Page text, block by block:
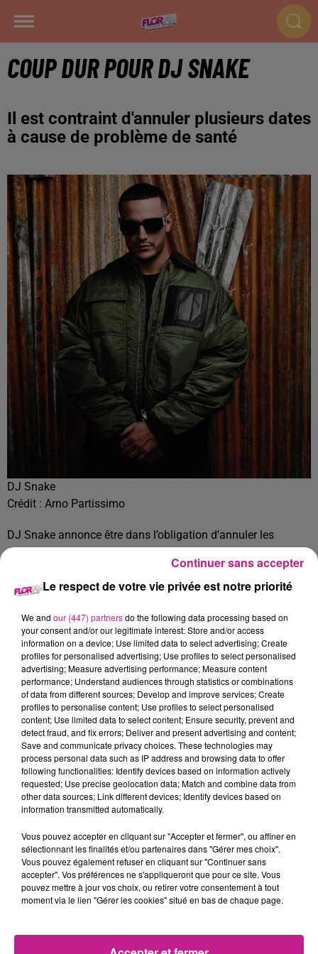
COUP DUR POUR DJ SNAKE
Il est contraint d'annuler plusieurs dates
à cause de problème de santé
DJ Snake
Crédit : Arno Partissimo
DJ Snake annonce être dans l’obligation d’annuler les
prochains concerts de sa tournée internationale en raison
d'un "problème de santé". Un problème pour lequel il doit se
faire opérer en février. Il est annoncé comme tête d'affiche
Toulouse, Cannes ou au château de Chambord.« Je dois
revenir à 100% et c'est la seule manière » d'y arriver, a-t-il
expliqué.
Avec plus de 40 milliards de streams, DJ Snake est l'un des
artistes français les plus écoutés à l'international. En 2025, il
a rempli le même soir le Stade de France puis l'Accor Arena.
Son dernier album, « Nomad », est paru en novembre.
TITRES DIFFUSÉS Voir plus
22h03
22h03
TEDDY SWIMS
22h00
22h00
SOUND OF LEGEND
THE WEEKND FEAT.
Le respect de votre vie privée est notre priorité
We and our (447) partnersdo the following data processing based on
your consent and/or our legitimate interest: Store and/or access
information on a device; Use limited data to select advertising; Create
profiles for personalised advertising; Use profiles to select personalised
advertising; Measure advertising performance; Measure content
performance; Understand audiences through statistics or combinations
of data from different sources; Develop and improve services; Create
profiles to personalise content; Use profiles to select personalised
content; Use limited data to select content; Ensure security, prevent and
detect fraud, and fix errors; Deliver and present advertising and content;
Save and communicate privacy choices. These technologies may
process personal data such as IP address and browsing data to offer
following functionalities: Identify devices based on information actively
requested; Use precise geolocation data; Match and combine data from
other data sources; Link different devices; Identify devices based on
information transmitted automatically.
Vous pouvez accepter en cliquant sur "Accepter et fermer", ou affiner en
sélectionnant les finalités et/ou partenaires dans "Gérer mes choix".
Vous pouvez également refuser en cliquant sur "Continuer sans
accepter". Vos préférences ne s'appliqueront que pour ce site. Vous
pouvez mettre à jour vos choix, ou retirer votre consentement à tout
moment via le lien "Gérer les cookies" situé en bas de chaque page.
Continuer sans accepter